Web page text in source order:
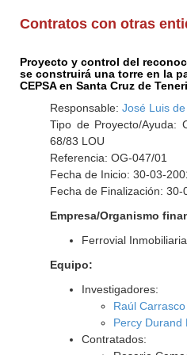
Contratos con otras
Proyecto y control del
se construirá una torre en la
CEPSA en Santa Cruz de
Responsable: José Luis
Tipo de Proyecto/Ayuda:
68/83 LOU
Referencia: OG-047/01
Fecha de Inicio: 30-03-
Fecha de Finalización: 30-
Empresa/Organismo
Ferrovial
Equipo:
Investigadores:
Raúl
Percy Durand
Contratados: